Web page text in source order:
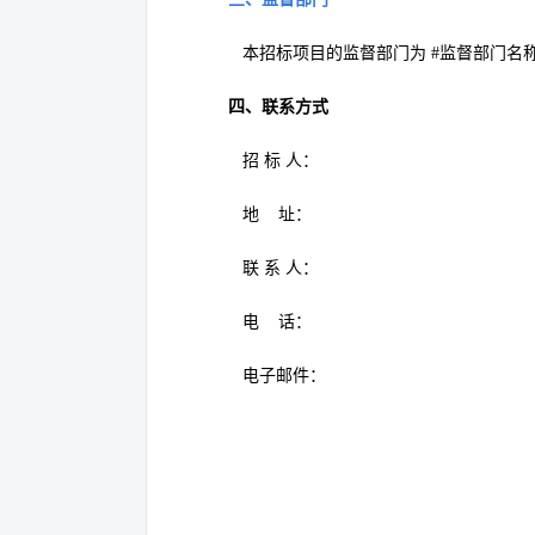
本招标项目的监督部门为 #监督部门名
四、联系方式
招 标 人：
地 址：
联 系 人：
电 话：
电子邮件：